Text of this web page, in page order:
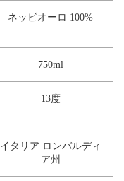
ネッビオーロ 100%
750ml
13度
イタリア ロンバルディ
ア州